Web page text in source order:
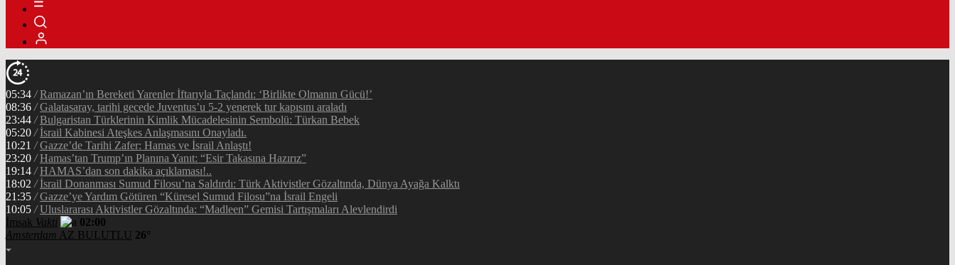
05:34 / Ramazan’ın Bereketi Yarenler İftarıyla Taçlandı: ‘Birlikte Olmanın Gücü!’
08:36 / Galatasaray, tarihi gecede Juventus’u 5-2 yenerek tur kapısını araladı
23:44 / Bulgaristan Türklerinin Kimlik Mücadelesinin Sembolü: Türkan Bebek
05:20 / İsrail Kabinesi Ateşkes Anlaşmasını Onayladı.
10:21 / Gazze’de Tarihi Zafer: Hamas ve İsrail Anlaştı!
23:20 / Hamas’tan Trump’ın Planına Yanıt: “Esir Takasına Hazırız”
19:14 / HAMAS’dan son dakika açıklaması!..
18:02 / İsrail Donanması Sumud Filosu’na Saldırdı: Türk Aktivistler Gözaltında, Dünya Ayağa Kalktı
21:35 / Gazze’ye Yardım Götüren “Küresel Sumud Filosu”na İsrail Engeli
10:05 / Uluslararası Aktivistler Gözaltında: “Madleen” Gemisi Tartışmaları Alevlendirdi
İmsak Vakti
02:00
Amsterdam AZ BULUTLU 26°